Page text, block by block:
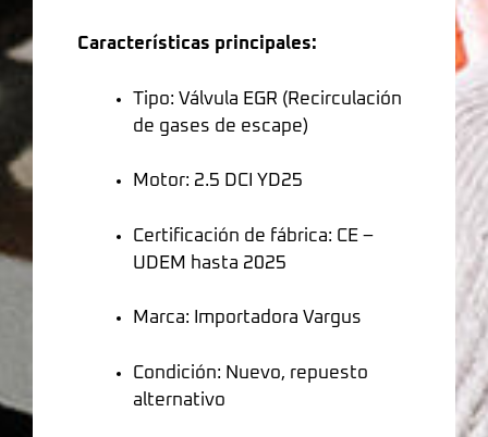
Características principales:
Tipo: Válvula EGR (Recirculación
de gases de escape)
Motor: 2.5 DCI YD25
Certificación de fábrica: CE –
UDEM hasta 2025
Marca: Importadora Vargus
Condición: Nuevo, repuesto
alternativo